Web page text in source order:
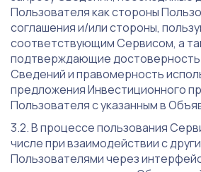
Пользователя как стороны
соглашения и/или стороны,
соответствующим Сервисом, а
подтверждающие
Сведений и правомерность
предложения Инвестиционного
Пользователя с указанным в
В процессе пользования
числе при взаимодействии с
Пользователями через